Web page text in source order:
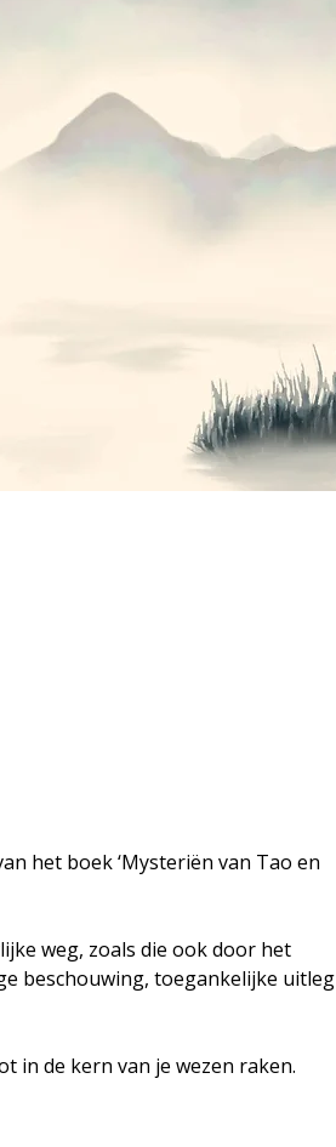
het boek ‘Mysteriën van Tao en
weg, zoals die ook door het
beschouwing, toegankelijke uitleg
in de kern van je wezen raken.